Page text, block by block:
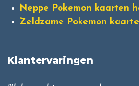
Neppe Pokemon kaarten
Zeldzame Pokemon
Klantervaringen